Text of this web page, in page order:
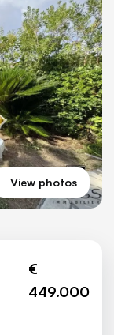
View photos
€
449.000